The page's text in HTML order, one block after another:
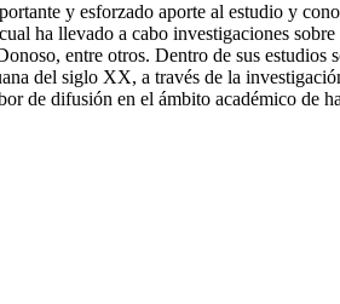
y esforzado aporte al estudio y
ha llevado a cabo investigaciones
entre otros. Dentro de sus
del siglo XX, a través de la
de difusión en el ámbito académico de